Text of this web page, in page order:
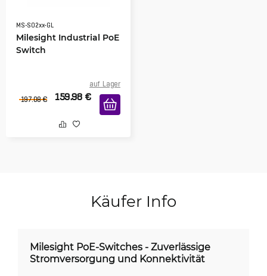
MS-S02xx-GL
Milesight Industrial PoE
Switch
auf Lager
197.08 € 159.98 €
Käufer Info
Milesight PoE-Switches - Zuverlässige
Stromversorgung und Konnektivität